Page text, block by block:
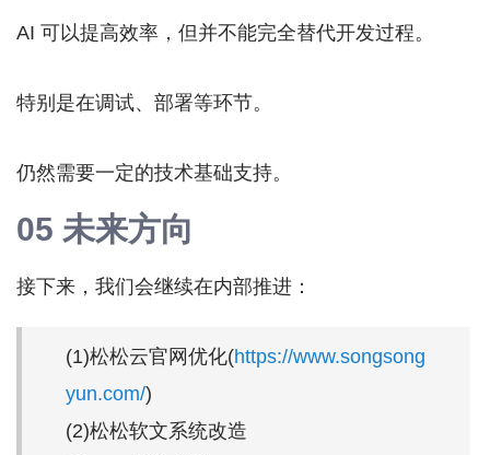
AI 可以提高效率，但并不能完全替代开发过程。
特别是在调试、部署等环节。
仍然需要一定的技术基础支持。
05 未来方向
接下来，我们会继续在内部推进：
(1)松松云官网优化(https://www.songsong
yun.com/)
(2)松松软文系统改造